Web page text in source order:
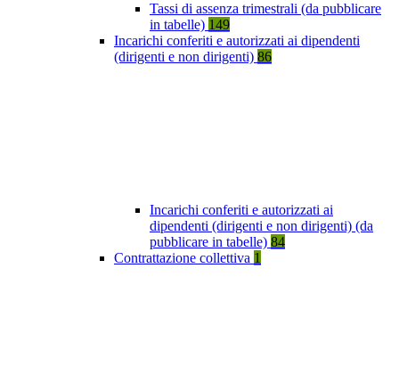
Tassi di assenza trimestrali (da pubblicare
in tabelle) 149
Incarichi conferiti e autorizzati ai dipendenti
(dirigenti e non dirigenti) 86
Incarichi conferiti e autorizzati ai
dipendenti (dirigenti e non dirigenti) (da
pubblicare in tabelle) 84
Contrattazione collettiva 1